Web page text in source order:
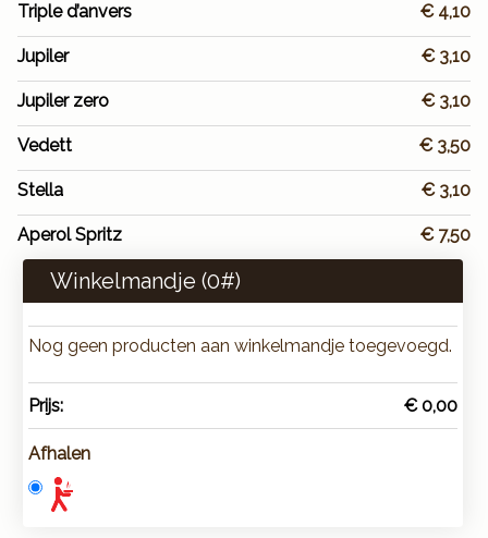
Triple d’anvers € 4,10
Jupiler € 3,10
Jupiler zero € 3,10
Vedett € 3,50
Stella € 3,10
Aperol Spritz € 7,50
Winkelmandje (0#)
Nog geen producten aan winkelmandje toegevoegd.
Prijs: € 0,00
Afhalen